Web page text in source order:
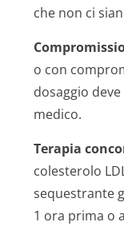
che non ci
o con
dosaggio
medico.
Terapia
colesterolo
sequestrante
1 ora prima o